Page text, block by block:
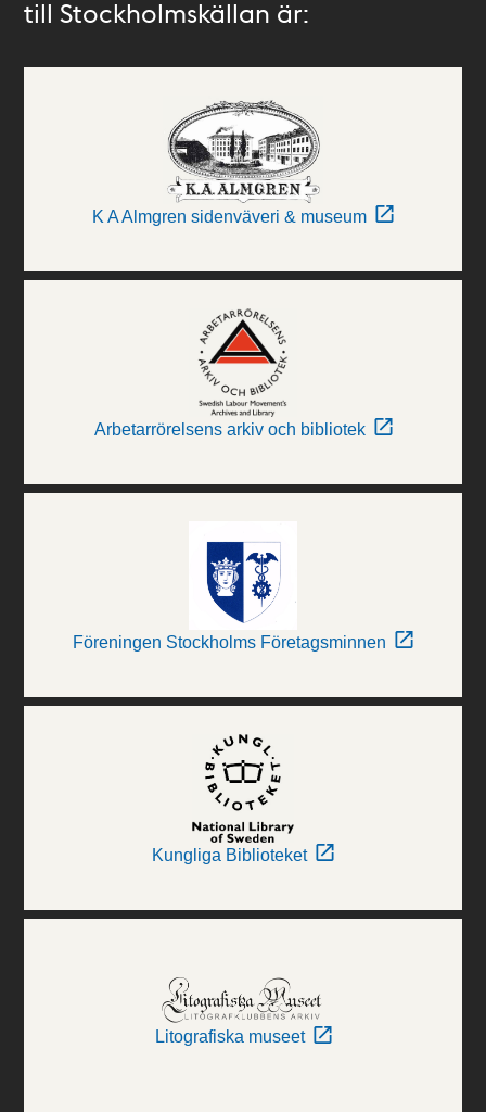
till Stockholmskällan är:
K A Almgren sidenväveri & museum
Arbetarrörelsens arkiv och bibliotek
Föreningen Stockholms Företagsminnen
Kungliga Biblioteket
Litografiska museet